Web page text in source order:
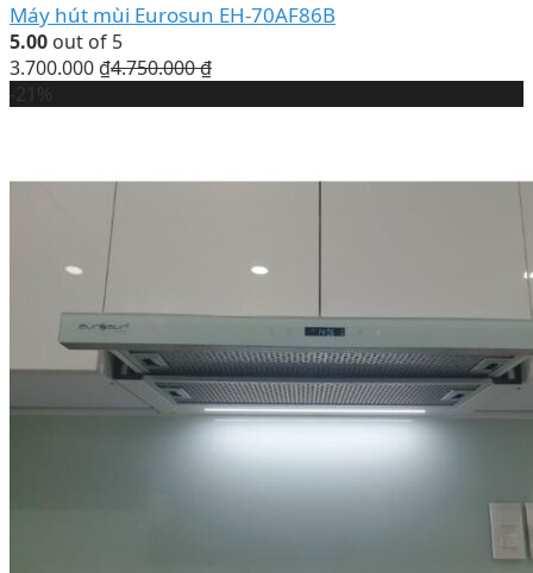
Máy hút mùi Eurosun EH-70AF86B
5.00 out of 5
3.700.000 ₫4.750.000₫